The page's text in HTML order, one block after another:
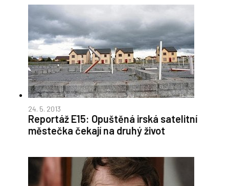
24. 5. 2013
Reportáž E15: Opuštěná irská satelitní
městečka čekají na druhý život